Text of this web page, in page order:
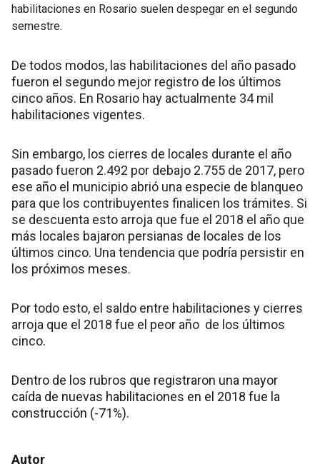
habilitaciones en Rosario suelen despegar en el segundo
semestre.
De todos modos, las habilitaciones del año pasado
fueron el segundo mejor registro de los últimos
cinco años. En Rosario hay actualmente 34 mil
habilitaciones vigentes.
Sin embargo, los cierres de locales durante el año
pasado fueron 2.492 por debajo 2.755 de 2017, pero
ese año el municipio abrió una especie de blanqueo
para que los contribuyentes finalicen los trámites. Si
se descuenta esto arroja que fue el 2018 el año que
más locales bajaron persianas de locales de los
últimos cinco. Una tendencia que podría persistir en
los próximos meses.
Por todo esto, el saldo entre habilitaciones y cierres
arroja que el 2018 fue el peor año de los últimos
cinco.
Dentro de los rubros que registraron una mayor
caída de nuevas habilitaciones en el 2018 fue la
construcción (-71%).
Autor